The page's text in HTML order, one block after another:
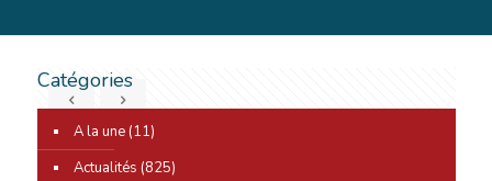
0
Catégories
A la une(11)
Actualités (825)